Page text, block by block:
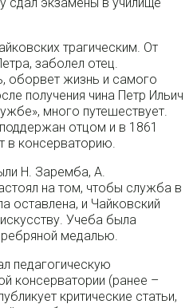
трагическим. От
заболел отец.
оборвет жизнь и самого
получения чина Петр Ильич
много путешествует.
отцом и в 1861
в консерваторию.
Н. Заремба, А.
на том, чтобы служба в
оставлена, и Чайковский
Учеба была
медалью.
педагогическую
консерватории (ранее –
критические статьи,